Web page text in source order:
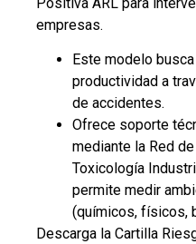
empresas.
Este modelo
productividad a
de accidentes.
Ofrece soporte
mediante la Red
Toxicología
permite medir
(químicos, físicos,
Descarga la Cartilla